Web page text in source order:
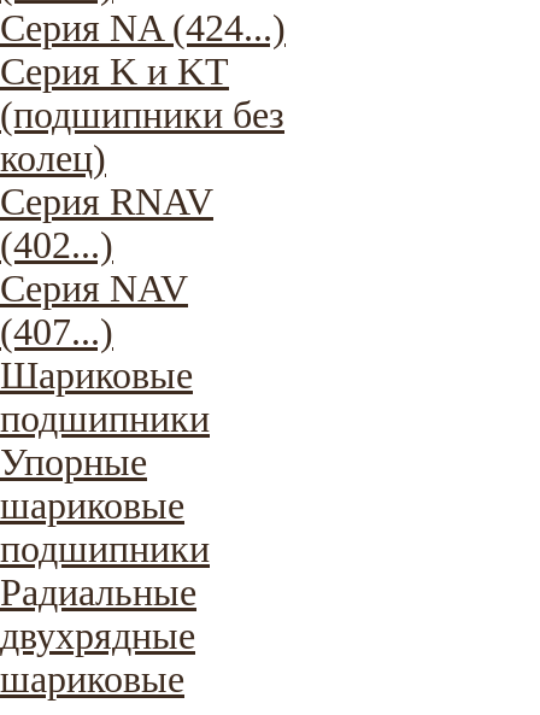
Серия NA (424...)
Серия K и KT
(подшипники без
колец)
Серия RNAV
(402...)
Серия NAV
(407...)
Шариковые
подшипники
Упорные
шариковые
подшипники
Радиальные
двухрядные
шариковые